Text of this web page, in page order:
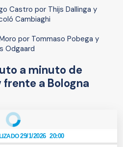
Castro por Thijs Dallinga y
Cambiaghi
por Tommaso Pobega y
Odgaard
a minuto de
a Bologna